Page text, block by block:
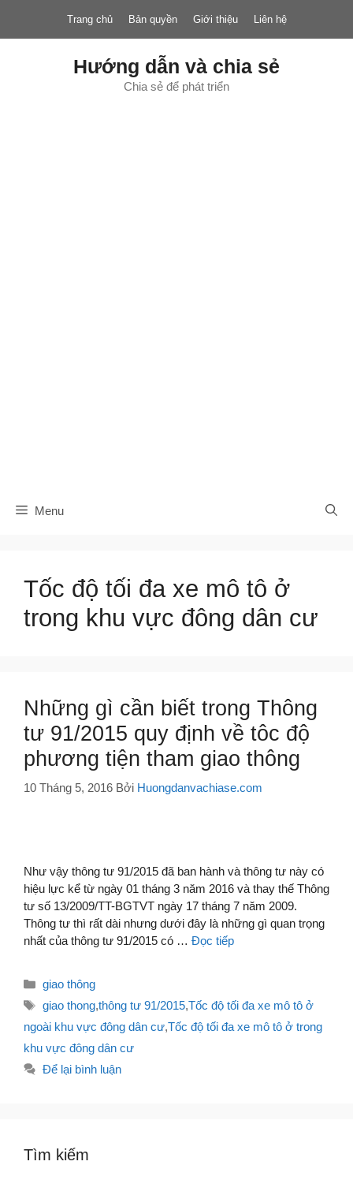
nội
Trang chủ Bản quyền Giới thiệu Liên hệ
Hướng dẫn và chia sẻ
Chia sẻ để phát triển
Menu
Tốc độ tối đa xe mô tô ở
trong khu vực đông dân cư
Những gì cần biết trong Thông
tư 91/2015 quy định về tôc độ
phương tiện tham giao thông
10 Tháng 5, 2016 Bởi Huongdanvachiase.com
Như vậy thông tư 91/2015 đã ban hành và thông tư này có
hiệu lực kể từ ngày 01 tháng 3 năm 2016 và thay thế Thông
tư số 13/2009/TT-BGTVT ngày 17 tháng 7 năm 2009.
Thông tư thì rất dài nhưng dưới đây là những gì quan trọng
nhất của thông tư 91/2015 có … Đọc tiếp
Danh
mục
giao thông
Thẻ
giao thong,thông tư 91/2015,Tốc độ tối đa xe mô tô ở
ngoài khu vực đông dân cư,Tốc độ tối đa xe mô tô ở trong
khu vực đông dân cư
Để lại bình luận
Tìm kiếm